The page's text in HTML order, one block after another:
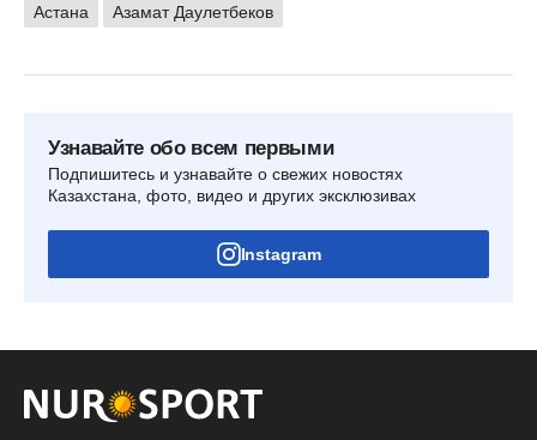
Астана Азамат Даулетбеков
Узнавайте обо всем первыми
Подпишитесь и узнавайте о свежих новостях
Казахстана, фото, видео и других эксклюзивах
Instagram